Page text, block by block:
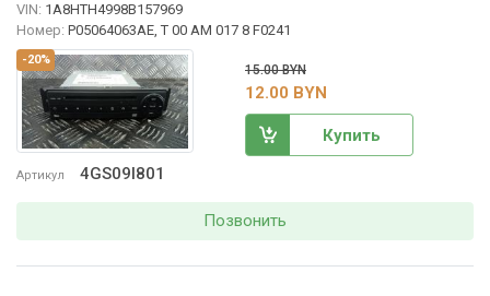
-20%
Артикул 4GS09I801
VIN: 1A8HTH4998B157969
Номер: P05064063AE, T 00 AM 017 8 F0241
15.00 BYN
12.00 BYN
Купить
Позвонить